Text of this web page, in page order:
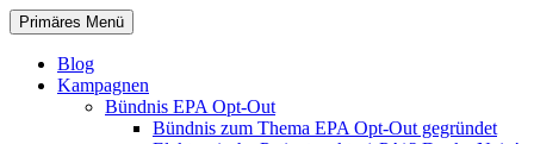
Zum
Inhalt
springen
patientenrechte-datenschutz.de
Suchen
Primäres Menü
Blog
Kampagnen
Bündnis EPA Opt-Out
Bündnis zum Thema EPA Opt-Out gegründet